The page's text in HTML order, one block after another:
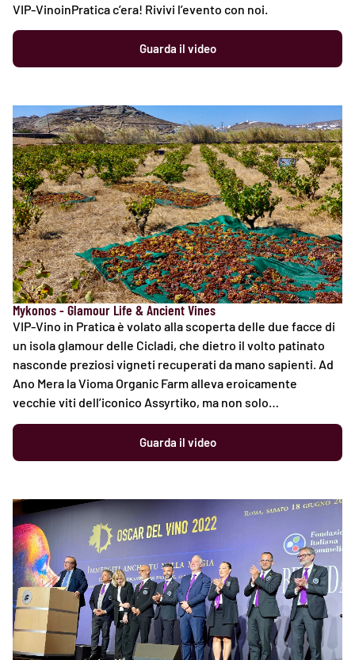
VIP-VinoinPratica c’era! Rivivi l’evento con noi.
Guarda il video
Mykonos - Glamour Life & Ancient Vines
VIP-Vino in Pratica è volato alla scoperta delle due facce di
un isola glamour delle Cicladi, che dietro il volto patinato
nasconde preziosi vigneti recuperati da mano sapienti. Ad
Ano Mera la Vioma Organic Farm alleva eroicamente
vecchie viti dell’iconico Assyrtiko, ma non solo…
Guarda il video